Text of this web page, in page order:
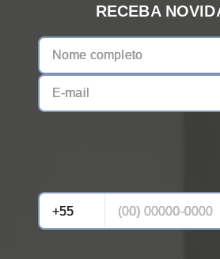
RECEBA